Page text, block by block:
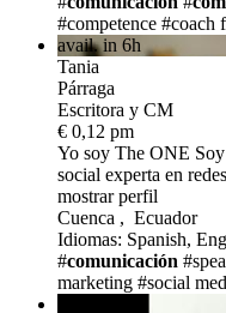
#competence #coach
avail. in 6h
Tania
Párraga
Escritora y CM
€ 0,12 pm
Yo soy The ONE
social experta en
mostrar perfil
Cuenca , Ecuador
Idiomas: Spanish,
#comunicación
marketing #social